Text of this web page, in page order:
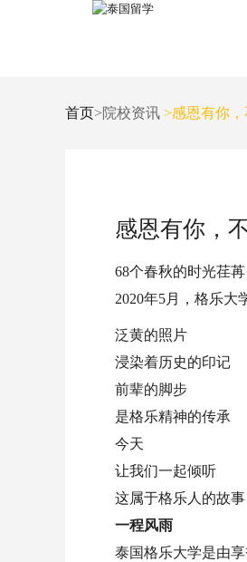
首页>院校资讯 >感恩有你，
感恩有你，
68个春秋的时光荏
2020年5月，格乐大
泛黄的照片
浸染着历史的印记
前辈的脚步
是格乐精神的传承
今天
让我们一起倾听
这属于格乐人的故事
一程风雨
泰国格乐大学是由